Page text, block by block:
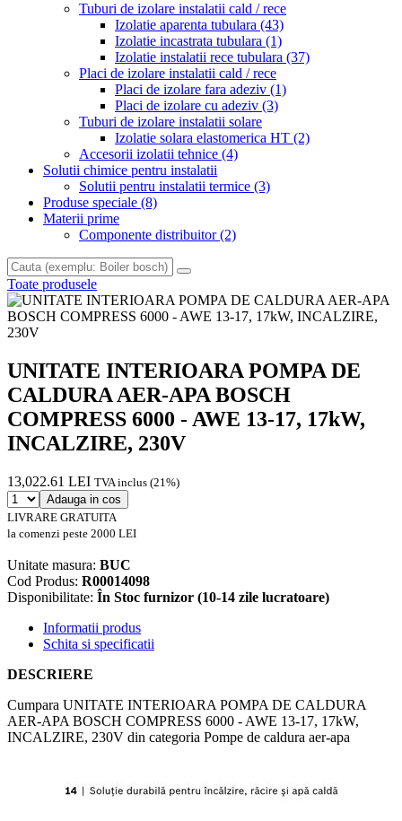
Tuburi de izolare instalatii cald / rece
Izolatie aparenta tubulara (43)
Izolatie incastrata tubulara (1)
Izolatie instalatii rece tubulara (37)
Placi de izolare instalatii cald / rece
Placi de izolare fara adeziv (1)
Placi de izolare cu adeziv (3)
Tuburi de izolare instalatii solare
Izolatie solara elastomerica HT (2)
Accesorii izolatii tehnice (4)
Solutii chimice pentru instalatii
Solutii pentru instalatii termice (3)
Produse speciale (8)
Materii prime
Componente distribuitor(2)
Toate produsele
UNITATE INTERIOARA POMPA DE
CALDURA AER-APA BOSCH
COMPRESS 6000 - AWE 13-17, 17kW,
INCALZIRE, 230V
13,022.61 LEI TVA inclus (21%)
Adauga in cos
LIVRARE GRATUITA
la comenzi peste 2000 LEI
Unitate masura: BUC
Cod Produs: R00014098
Disponibilitate: În Stoc furnizor (10-14 zile lucratoare)
Informatii produs
Schita si specificatii
DESCRIERE
Cumpara UNITATE INTERIOARA POMPA DE CALDURA
AER-APA BOSCH COMPRESS 6000 - AWE 13-17, 17kW,
INCALZIRE, 230V din categoria Pompe de caldura aer-apa